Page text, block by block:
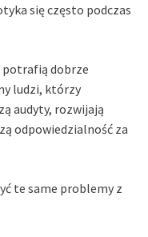
się często podczas
potrafią dobrze
ludzi, którzy
audyty, rozwijają
odpowiedzialność za
te same problemy z